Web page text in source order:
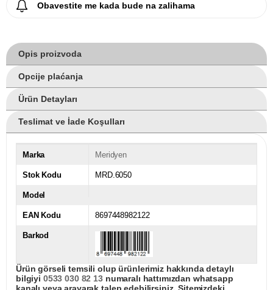
Obavestite me kada bude na zalihama
Opis proizvoda
Opcije plaćanja
Ürün Detayları
Teslimat ve İade Koşulları
Marka Meridyen
Stok Kodu MRD.6050
Model
EAN Kodu 8697448982122
Barkod
Ürün görseli temsili olup ürünlerimiz hakkında detaylı
bilgiyi 0533 030 82 13numaralı hattımızdan whatsapp